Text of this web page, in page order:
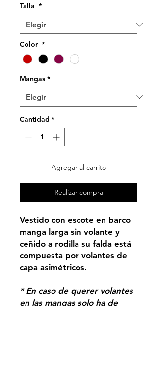
Talla *
Color *
Mangas *
Cantidad *
Agregar al carrito
Realizar compra
Vestido con escote en barco
manga larga sin volante y
ceñido a rodilla su falda está
compuesta por volantes de
capa asimétricos.
* En caso de querer volantes
en las mangas solo ha de